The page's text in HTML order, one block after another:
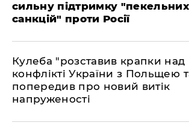
сильну підтримку "пекельних
санкцій" проти Росії
Кулеба "розставив крапки над
конфлікті України з Польщею
попередив про новий витік
напруженості